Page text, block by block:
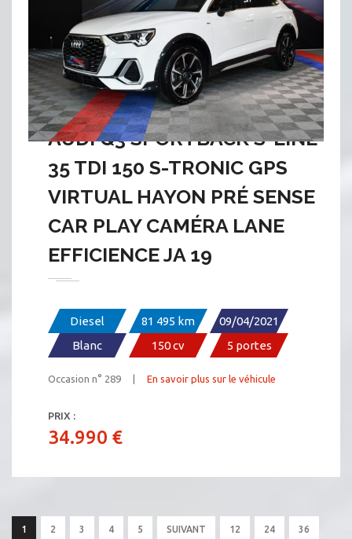
AUDI Q3 SPORTBACK S-LINE
35 TDI 150 S-TRONIC GPS
VIRTUAL HAYON PRÉ SENSE
CAR PLAY CAMÉRA LANE
EFFICIENCE JA 19
Diesel 81 495 km
09/04/2021
Blanc
150 cv 5 portes
Occasion n° 289 | En savoir plus sur le véhicule
PRIX :
34.990 €
1 2 3 4 5 SUIVANT 12 24 36